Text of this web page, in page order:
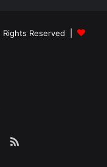
Reserved |
RSS